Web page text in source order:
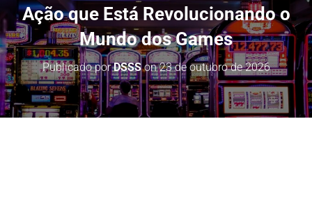
O
Ação que Está Revolucionando o
Mundo dos Games
Publicado porDSSSon23 de outubro de 2026